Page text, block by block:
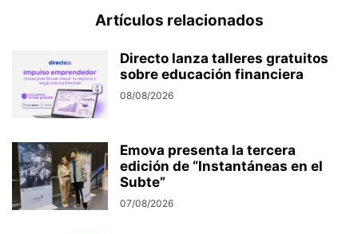
Artículos relacionados
Directo lanza talleres gratuitos
sobre educación financiera
08/08/2026
Emova presenta la tercera
edición de “Instantáneas en el
Subte”
07/08/2026